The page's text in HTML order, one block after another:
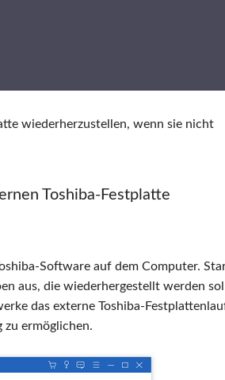
wiederherzustellen, wenn sie nicht
Toshiba-Festplatte
Software auf dem Computer.
aus, die wiederhergestellt werden
das externe Toshiba-
zu ermöglichen.